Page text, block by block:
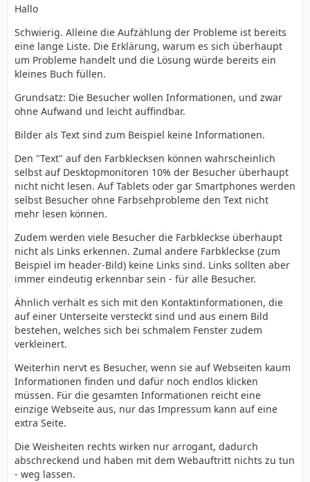
Hallo
Schwierig. Alleine die Aufzählung der Probleme ist bereits
eine lange Liste. Die Erklärung, warum es sich überhaupt
um Probleme handelt und die Lösung würde bereits ein
kleines Buch füllen.
Grundsatz: Die Besucher wollen Informationen, und zwar
ohne Aufwand und leicht auffindbar.
Bilder als Text sind zum Beispiel keine Informationen.
Den "Text" auf den Farbklecksen können wahrscheinlich
selbst auf Desktopmonitoren 10% der Besucher überhaupt
nicht nicht lesen. Auf Tablets oder gar Smartphones werden
selbst Besucher ohne Farbsehprobleme den Text nicht
mehr lesen können.
Zudem werden viele Besucher die Farbkleckse überhaupt
nicht als Links erkennen. Zumal andere Farbkleckse (zum
Beispiel im header-Bild) keine Links sind. Links sollten aber
immer eindeutig erkennbar sein - für alle Besucher.
Ähnlich verhält es sich mit den Kontaktinformationen, die
auf einer Unterseite versteckt sind und aus einem Bild
bestehen, welches sich bei schmalem Fenster zudem
verkleinert.
Weiterhin nervt es Besucher, wenn sie auf Webseiten kaum
Informationen finden und dafür noch endlos klicken
müssen. Für die gesamten Informationen reicht eine
einzige Webseite aus, nur das Impressum kann auf eine
extra Seite.
Die Weisheiten rechts wirken nur arrogant, dadurch
abschreckend und haben mit dem Webauftritt nichts zu tun
- weg lassen.